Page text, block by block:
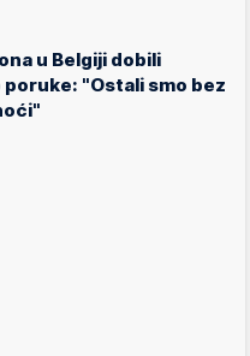
u Belgiji dobili
"Ostali smo bez